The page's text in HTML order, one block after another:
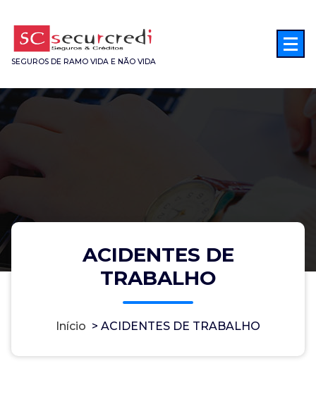
para
conteúdo
SEGUROS DE RAMO VIDA E NÃO VIDA
ACIDENTES DE
TRABALHO
Início > ACIDENTES DE TRABALHO